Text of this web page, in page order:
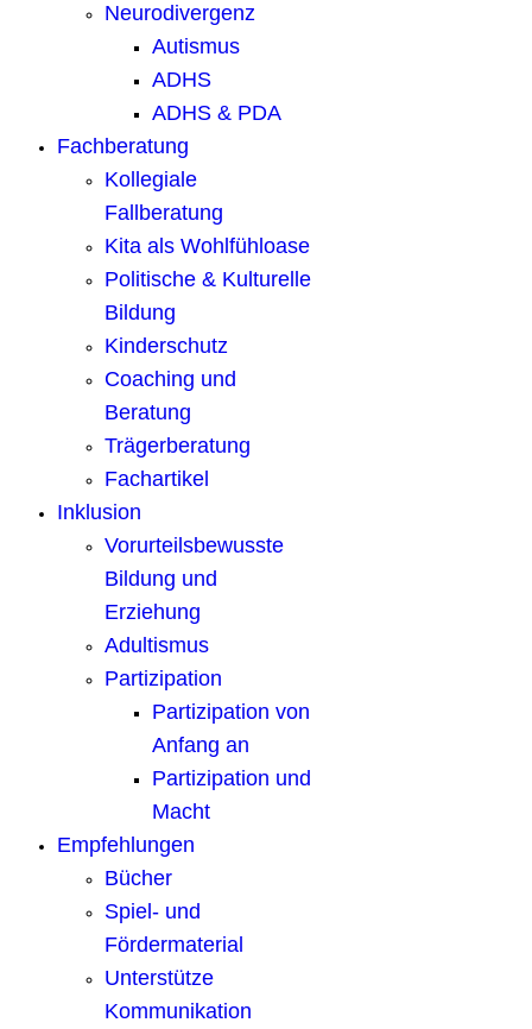
Neurodivergenz
Autismus
ADHS
ADHS & PDA
Fachberatung
Kollegiale
Fallberatung
Kita als Wohlfühloase
Politische & Kulturelle
Bildung
Kinderschutz
Coaching und
Beratung
Trägerberatung
Fachartikel
Inklusion
Vorurteilsbewusste
Bildung und
Erziehung
Adultismus
Partizipation
Partizipation von
Anfang an
Partizipation und
Macht
Empfehlungen
Bücher
Spiel- und
Fördermaterial
Unterstütze
Kommunikation